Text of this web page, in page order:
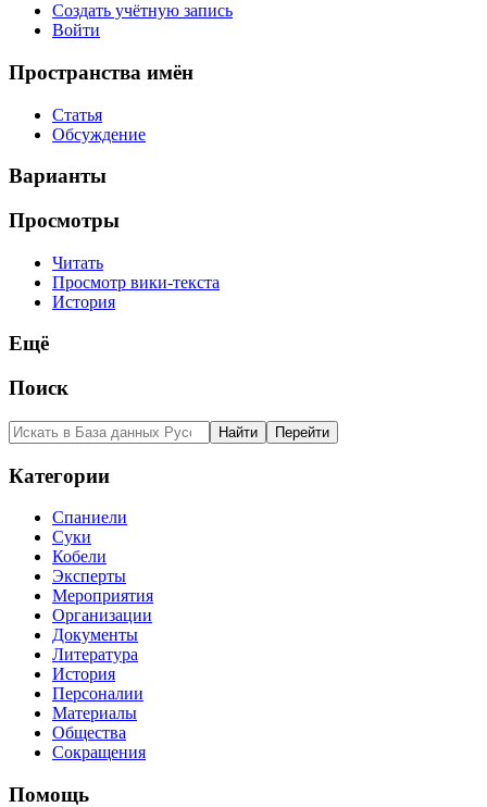
Создать учётную запись
Войти
Пространства имён
Статья
Обсуждение
Варианты
Просмотры
Читать
Просмотр вики-текста
История
Ещё
Поиск
Категории
Спаниели
Суки
Кобели
Эксперты
Мероприятия
Организации
Документы
Литература
История
Персоналии
Материалы
Общества
Сокращения
Помощь